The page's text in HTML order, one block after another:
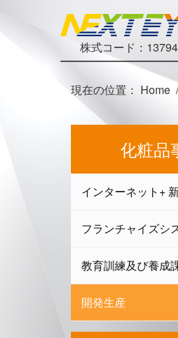
株式コード：
現在の位置： Home
化粧品
インターネット+
フランチャイズシ
教育訓練及び養成
開発生産